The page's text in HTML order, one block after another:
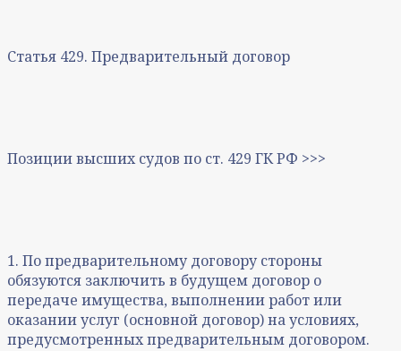
Статья 429. Предварительный договор
Позиции высших судов по ст. 429 ГК РФ >>>
1. По предварительному договору стороны
обязуются заключить в будущем договор о
передаче имущества, выполнении работ или
оказании услуг (основной договор) на условиях,
предусмотренных предварительным договором.